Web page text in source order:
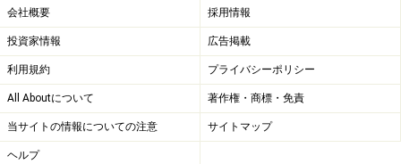
会社概要 採用情報
投資家情報 広告掲載
利用規約 プライバシーポリシー
All Aboutについて 著作権・商標・免責
当サイトの情報についての注意 サイトマップ
ヘルプ